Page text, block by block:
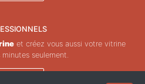
et créez vous aussi votre vitrine
seulement.